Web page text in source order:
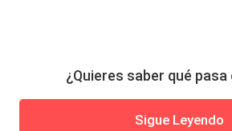
¿Quieres saber qué pasa
Sigue Leyendo